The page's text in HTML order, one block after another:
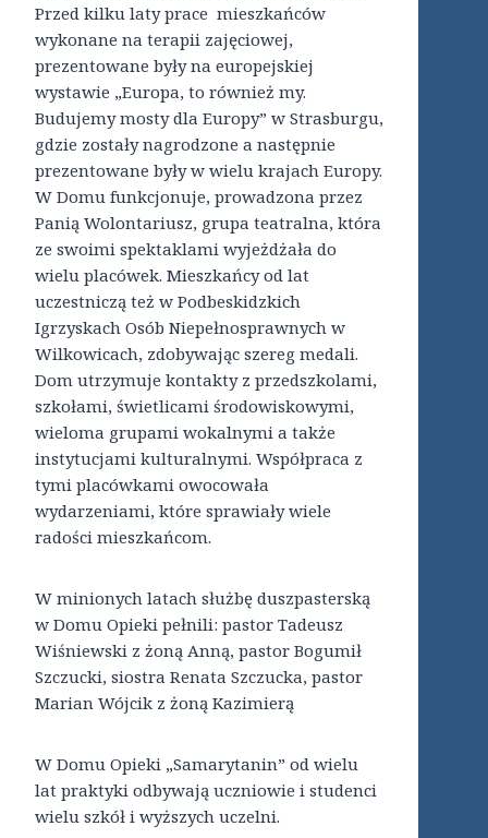
Przed kilku laty prace mieszkańców
wykonane na terapii zajęciowej,
prezentowane były na europejskiej
wystawie „Europa, to również my.
Budujemy mosty dla Europy” w Strasburgu,
gdzie zostały nagrodzone a następnie
prezentowane były w wielu krajach Europy.
W Domu funkcjonuje, prowadzona przez
Panią Wolontariusz, grupa teatralna, która
ze swoimi spektaklami wyjeżdżała do
wielu placówek. Mieszkańcy od lat
uczestniczą też w Podbeskidzkich
Igrzyskach Osób Niepełnosprawnych w
Wilkowicach, zdobywając szereg medali.
Dom utrzymuje kontakty z przedszkolami,
szkołami, świetlicami środowiskowymi,
wieloma grupami wokalnymi a także
instytucjami kulturalnymi. Współpraca z
tymi placówkami owocowała
wydarzeniami, które sprawiały wiele
radości mieszkańcom.
W minionych latach służbę duszpasterską
w Domu Opieki pełnili: pastor Tadeusz
Wiśniewski z żoną Anną, pastor Bogumił
Szczucki, siostra Renata Szczucka, pastor
Marian Wójcik z żoną Kazimierą
W Domu Opieki „Samarytanin” od wielu
lat praktyki odbywają uczniowie i studenci
wielu szkół i wyższych uczelni.